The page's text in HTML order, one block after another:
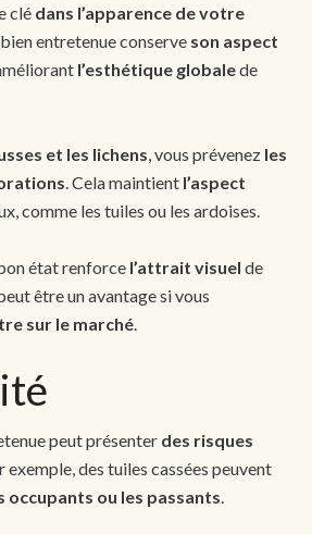
clé dans l’apparence de votre
entretenue conserve son aspect
l’esthétique globalede
et les lichens , vous prévenez les
. Cela maintient l’aspect
comme les tuiles ou les ardoises.
état renforce l’attrait visuel de
être un avantage si vous
sur le marché
peut présenter des risques
exemple, des tuiles cassées peuvent
occupants ou les passants